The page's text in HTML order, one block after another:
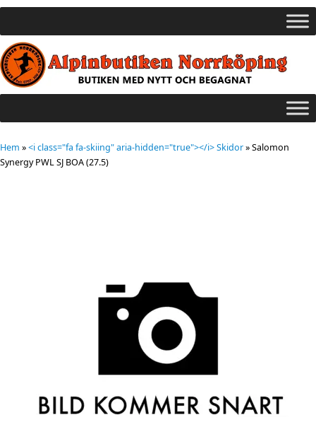
Hem »<i class="fa fa-skiing" aria-hidden="true"></i> Skidor»Salomon
Synergy PWL SJ BOA (27.5)